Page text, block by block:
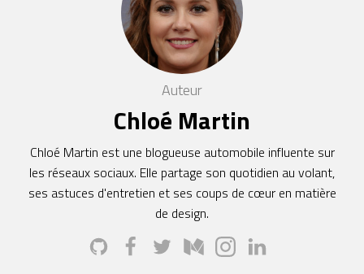
Auteur
Chloé Martin
Chloé Martin est une blogueuse automobile influente sur
les réseaux sociaux. Elle partage son quotidien au volant,
ses astuces d'entretien et ses coups de cœur en matière
de design.